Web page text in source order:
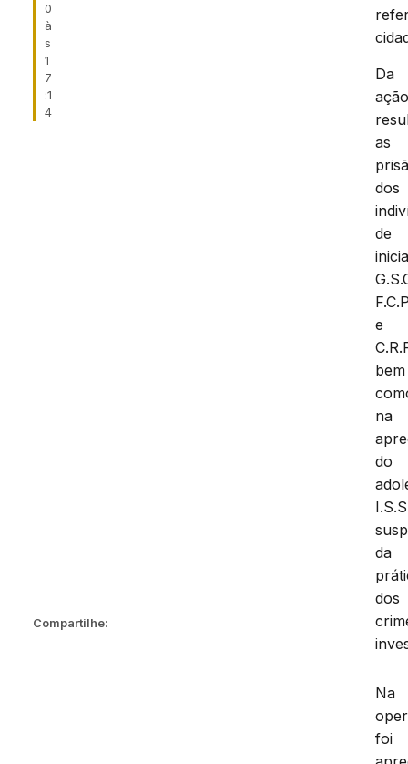
0
à
s
1
7
:1
4
Compartilhe:
Da
as
dos
de
e
bem
na
do
da
dos
Na
foi